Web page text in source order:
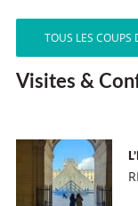
TOUS LES COUPS
Visites &